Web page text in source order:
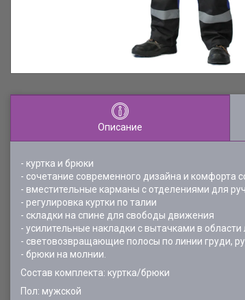
Описание
- куртка и брюки
- сочетание современного дизайна и комфорта
- вместительные карманы с отделениями для
- регулировка куртки по талии
- складки на спине для свободы движения
- усилительные накладки с вытачками в области
- световозвращающие полосы по линии груди,
- брюки на молнии.
Состав комплекта: куртка/брюки
Пол: мужской